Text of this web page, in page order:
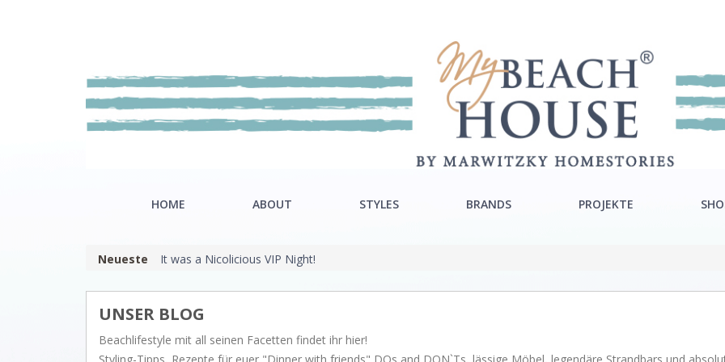
HOME ABOUT
Our mission
Showroom
STYLES
Hampton Style
BRANDS
Ocean House
PROJEKTE
Neueste It was a Nicolicious VIP Night!
UNSER BLOG
Beachlifestyle mit all seinen Facetten findet ihr hier!